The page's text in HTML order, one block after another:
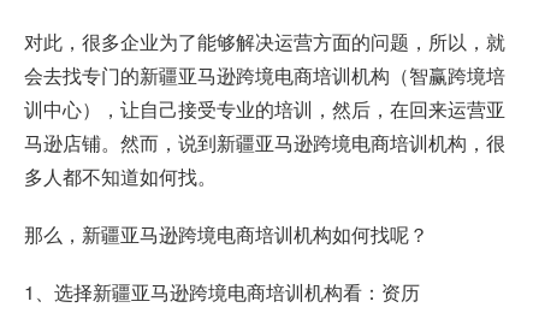
对此，很多企业为了能够解决运营方面的问题，所以，就
会去找专门的新疆亚马逊跨境电商培训机构（智赢跨境培
训中心），让自己接受专业的培训，然后，在回来运营亚
马逊店铺。然而，说到新疆亚马逊跨境电商培训机构，很
多人都不知道如何找。
那么，新疆亚马逊跨境电商培训机构如何找呢？
1、选择新疆亚马逊跨境电商培训机构看：资历